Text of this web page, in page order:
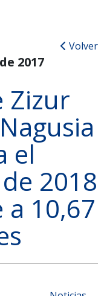
Volver
2017
Zizur
el
2018
a 10,67